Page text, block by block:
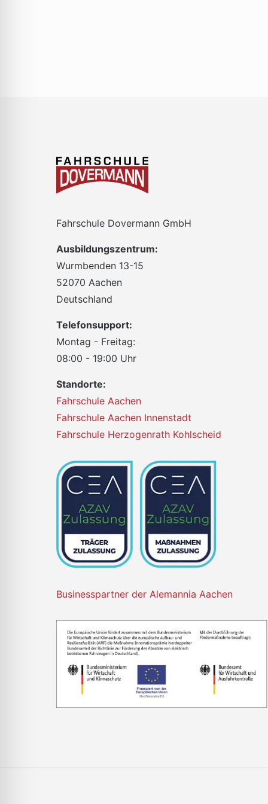
Fahrschule Dovermann GmbH
Ausbildungszentrum:
Wurmbenden 13-15
52070 Aachen
Deutschland
Telefonsupport:
Montag - Freitag:
08:00 - 19:00 Uhr
Standorte:
Fahrschule Aachen
Fahrschule Aachen Innenstadt
Fahrschule Herzogenrath Kohlscheid
Businesspartner der Alemannia Aachen